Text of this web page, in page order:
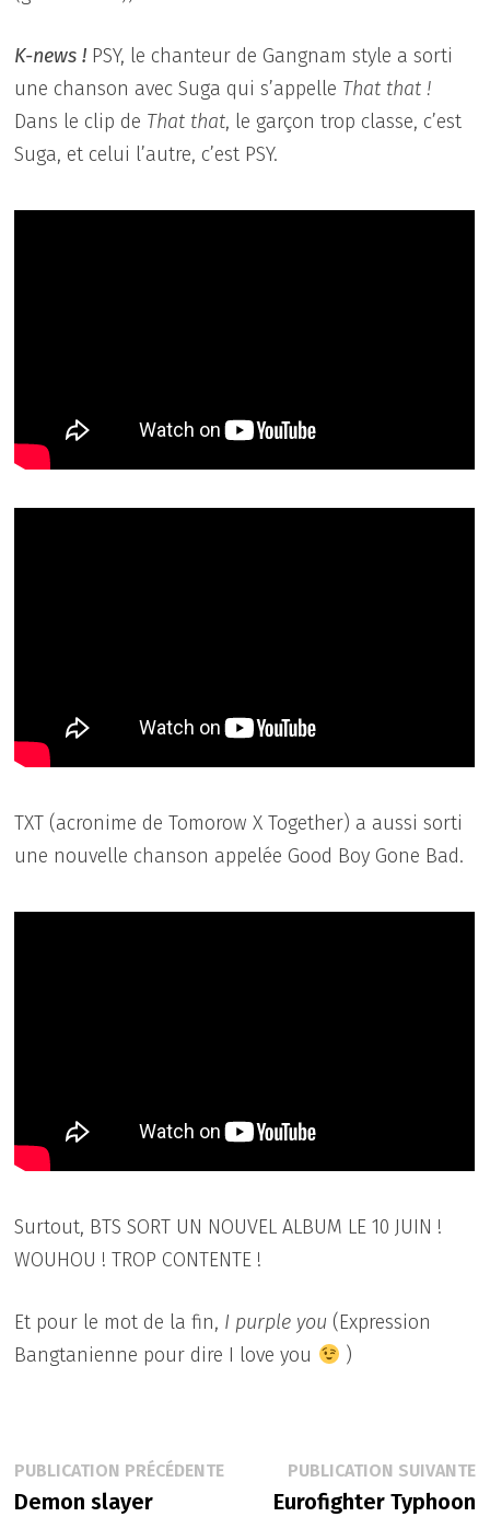
K-news ! PSY, le chanteur de Gangnam style a sorti
une chanson avec Suga qui s’appelle That that !
Dans le clip de That that, le garçon trop classe, c’est
Suga, et celui l’autre, c’est PSY.
TXT (acronime de Tomorow X Together) a aussi sorti
une nouvelle chanson appelée Good Boy Gone Bad.
Surtout, BTS SORT UN NOUVEL ALBUM LE 10 JUIN !
WOUHOU ! TROP CONTENTE !
Et pour le mot de la fin, I purple you(Expression
Bangtanienne pour dire I love you
)
Navigation
de
PUBLICATION PRÉCÉDENTEPublication
précédente :
Demon slayer
PUBLICATION SUIVANTE
Eurofighter Typhoon